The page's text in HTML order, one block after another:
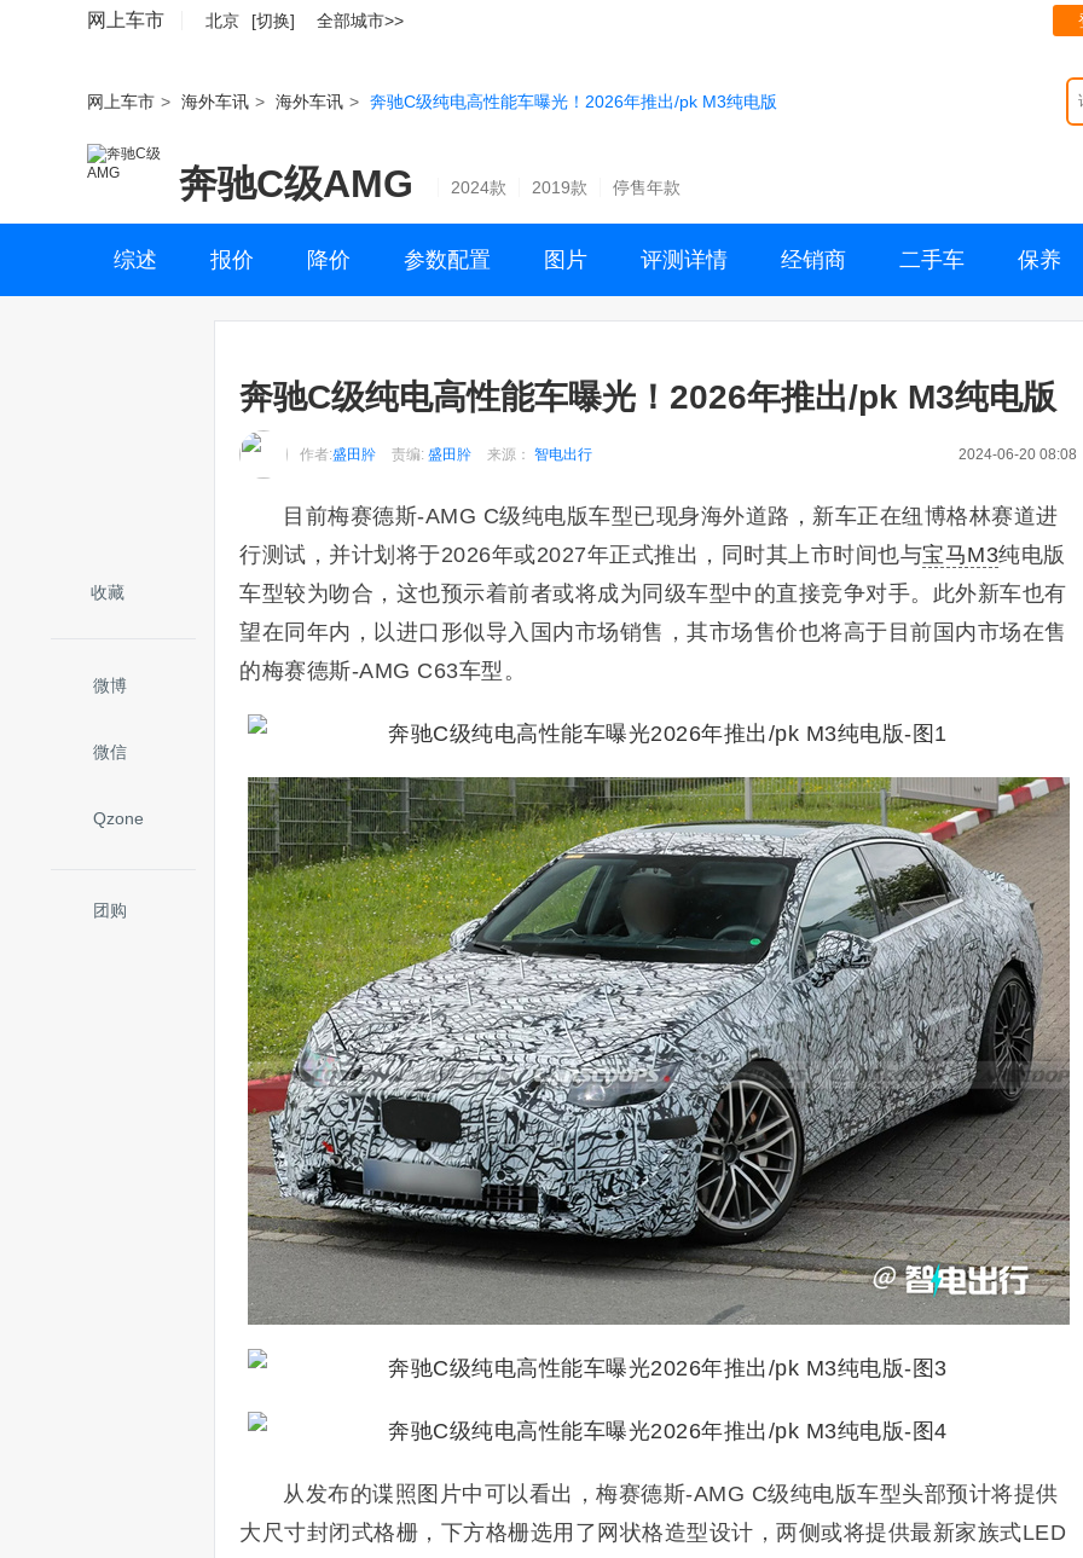
网上车市 北京 [切换] 全部城市>>
网上车市 > 海外车讯 > 海外车讯 > 奔驰C级纯电高性能车曝光！2026年推出/pk M3纯电版
奔驰C级AMG 2024款 2019款 停售年款
综述 报价 降价 参数配置 图片 评测详情 经销商 二手车 保养
收藏
微博
微信
Qzone
团购
奔驰C级纯电高性能车曝光！2026年推出/pk M3纯电版
作者:盛田肸 责编: 盛田肸 来源： 智电出行 2024-06-20 08:08
目前梅赛德斯-AMG C级纯电版车型已现身海外道路，新车正在纽博格林赛道进
行测试，并计划将于2026年或2027年正式推出，同时其上市时间也与宝马M3纯电版
车型较为吻合，这也预示着前者或将成为同级车型中的直接竞争对手。此外新车也有
望在同年内，以进口形似导入国内市场销售，其市场售价也将高于目前国内市场在售
的梅赛德斯-AMG C63车型。
从发布的谍照图片中可以看出，梅赛德斯-AMG C级纯电版车型头部预计将提供
大尺寸封闭式格栅，下方格栅选用了网状格造型设计，两侧或将提供最新家族式LED